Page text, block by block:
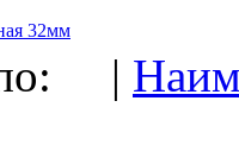
32мм
по: |